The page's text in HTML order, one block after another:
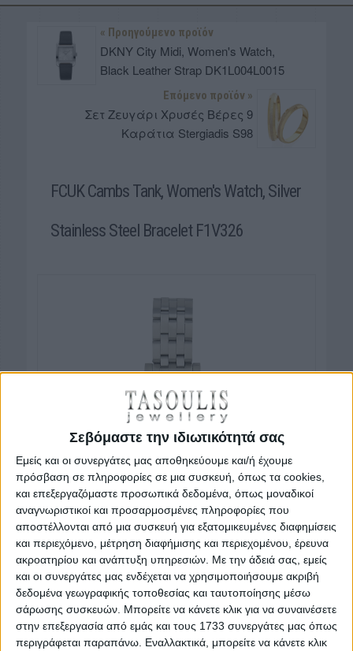
Σεβόμαστε την ιδιωτικότητά σας
Εμείς και οι συνεργάτες μας αποθηκεύουμε και/ή έχουμε
πρόσβαση σε πληροφορίες σε μια συσκευή, όπως τα cookies,
και επεξεργαζόμαστε προσωπικά δεδομένα, όπως μοναδικοί
αναγνωριστικοί και προσαρμοσμένες πληροφορίες που
αποστέλλονται από μια συσκευή για εξατομικευμένες διαφημίσεις
και περιεχόμενο, μέτρηση διαφήμισης και περιεχομένου, έρευνα
ακροατηρίου και ανάπτυξη υπηρεσιών. Με την άδειά σας, εμείς
και οι συνεργάτες μας ενδέχεται να χρησιμοποιήσουμε ακριβή
δεδομένα γεωγραφικής τοποθεσίας και ταυτοποίησης μέσω
σάρωσης συσκευών. Μπορείτε να κάνετε κλικ για να συναινέσετε
στην επεξεργασία από εμάς και τους 1733 συνεργάτες μας όπως
περιγράφεται παραπάνω. Εναλλακτικά, μπορείτε να κάνετε κλικ
« Προηγούμενο προϊόν
DKNY City Midi, Women's Watch,
Black Leather Strap DK1L004L0015
Επόμενο προϊόν »
Σετ Ζευγάρι Χρυσές Βέρες 9
Καράτια Stergiadis S98
FCUK Cambs Tank, Women's Watch, Silver
Stainless Steel Bracelet F1V326
Κωδικός προϊόντος : RO180-F1V326